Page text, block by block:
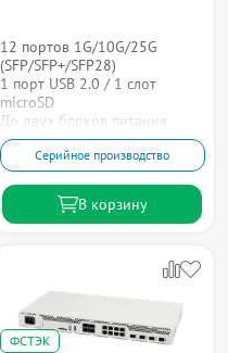
12 портов 1G/10G/25G
(SFP/SFP+/SFP28)
1 порт USB 2.0 / 1 слот
microSD
До двух блоков питания
Серийное производство
В корзину
ФСТЭК